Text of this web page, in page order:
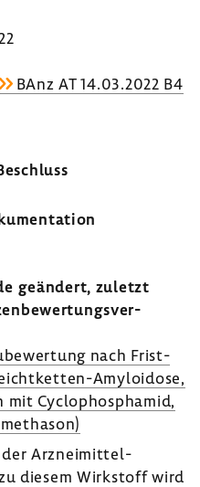
BAnz AT 14.03.2022 B4
geän­dert, zuletzt
nach Frist­
​Amyloidose,
Cyclo­phos­phamid,
der Arzneimittel-​
diesem Wirk­stoff wird